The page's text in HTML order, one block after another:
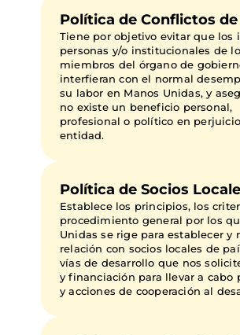
Política de Conflictos
Tiene por objetivo evitar que los
personas y/o institucionales de
miembros del órgano de
interfieran con el normal
su labor en Manos Unidas, y
no existe un beneficio personal,
profesional o político en
entidad.
Política de Socios
Establece los principios, los
procedimiento general por los
Unidas se rige para establecer y
relación con socios locales de
vías de desarrollo que nos
y financiación para llevar a cabo
y acciones de cooperación al